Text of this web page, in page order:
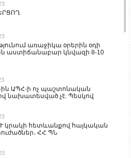
առաջիկա օրերին օդի
աստիճանաբար կնվազի 8-10
ին ԱՊՀ-ի ոչ պաշտոնական
նախատեսված չէ. Պեսկով
կրակի հետևանքով հայկական
ՀՀ ՊՆ